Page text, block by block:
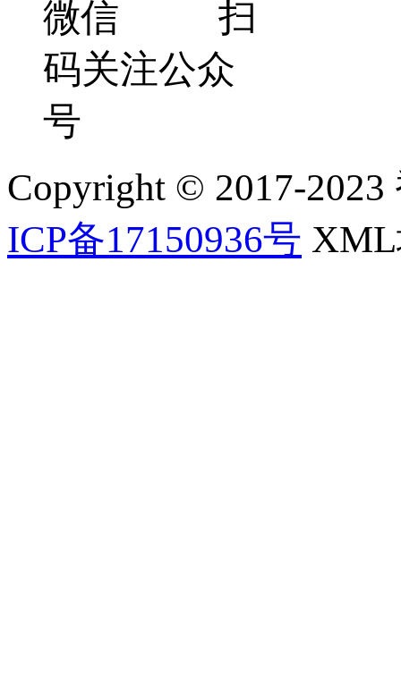
微信 扫
码关注公众
号
Copyright © 2017-2023
ICP备17150936号